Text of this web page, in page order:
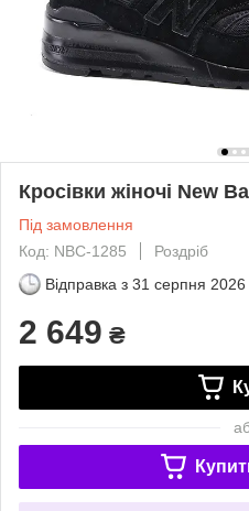
Кросівки жіночі New
Під замовлення
Код: NBC-1285
Роздріб
Відправка з 31 серпня 2026
2 649 ₴